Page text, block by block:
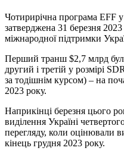
Чотирирічна програма EFF
затверджена 31 березня
міжнародної підтримки
Перший транш $2,7 млрд
другий і третій у розмірі
за тодішнім курсом) – на
2023 року.
Наприкінці березня цього
виділення Україні
перегляду, коли оцінювали
кінець грудня 2023 року.